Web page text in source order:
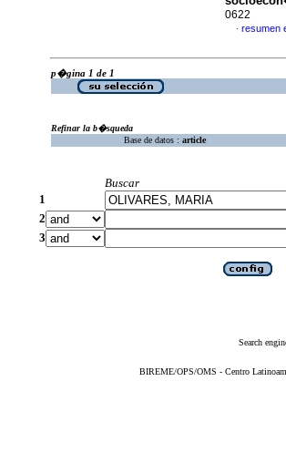
0622
· resumen
p�gina 1 de 1
Refinar la b�squeda
Base de datos : article
Buscar
1
2
3
Search
BIREME/OPS/OMS - Centro